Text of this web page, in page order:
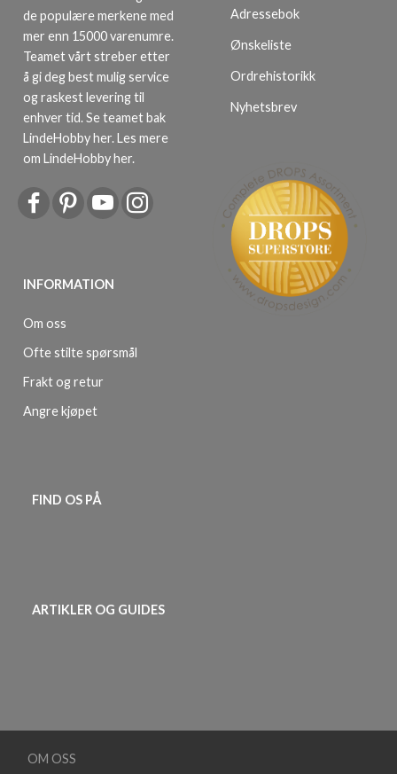
de populære merkene med
mer enn 15000 varenumre.
Teamet vårt streber etter
å gi deg best mulig service
og raskest levering til
enhver tid. Se teamet bak
LindeHobby her.Les mere
om LindeHobby her.
INFORMATION
Om oss
Ofte stilte spørsmål
Frakt og retur
Angre kjøpet
Adressebok
Ønskeliste
Ordrehistorikk
Nyhetsbrev
FIND OS PÅ
ARTIKLER OG GUIDES
OM OSS